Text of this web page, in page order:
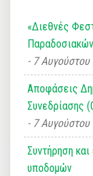
«Διεθνές
7 Αυγούστου
Αποφάσεις
Συνεδρίασης
7 Αυγούστου
Συντήρηση
υποδομών